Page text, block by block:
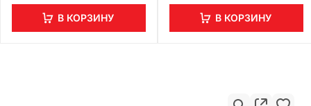
В КОРЗИНУ В КОРЗИНУ